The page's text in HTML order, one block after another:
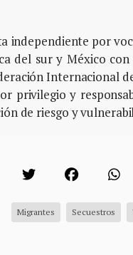
independiente por
del sur y México
Internacional
privilegio y
de riesgo y
Migrantes Secuestros